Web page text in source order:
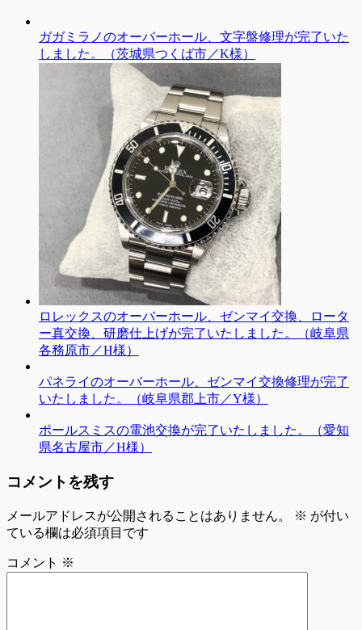
ガガミラノのオーバーホール、文字盤修理が完了いた
しました。（茨城県つくば市／K様）
ロレックスのオーバーホール、ゼンマイ交換、ロータ
ー真交換、研磨仕上げが完了いたしました。（岐阜県
各務原市／H様）
パネライのオーバーホール、ゼンマイ交換修理が完了
いたしました。（岐阜県郡上市／Y様）
ポールスミスの電池交換が完了いたしました。（愛知
県名古屋市／H様）
コメントを残す
メールアドレスが公開されることはありません。 ※ が付い
ている欄は必須項目です
コメント ※